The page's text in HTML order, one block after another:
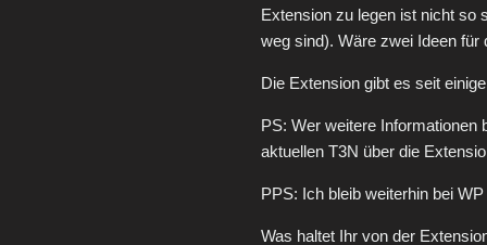
Extension zu legen ist nicht so
weg sind). Wäre zwei Ideen
Die Extension gibt es seit
PS: Wer weitere Informationen
aktuellen T3N über die
PPS: Ich bleib weiterhin bei WP
Was haltet Ihr von der